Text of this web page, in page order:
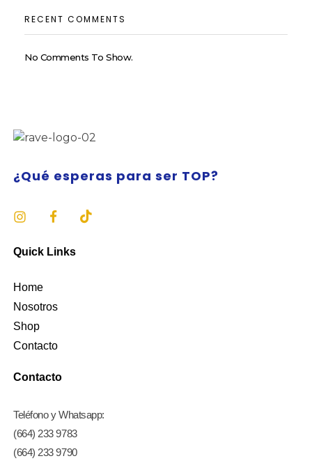
RECENT COMMENTS
No Comments To Show.
¿Qué esperas para ser TOP?
Quick Links
Home
Nosotros
Shop
Contacto
Contacto
Teléfono y Whatsapp:
(664) 233 9783
(664) 233 9790